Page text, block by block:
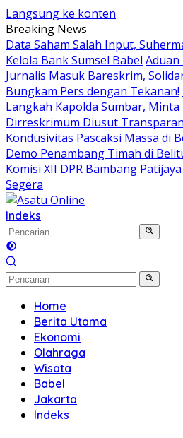
Langsung ke konten
Breaking News
Data Saham Salah Input,
Kelola Bank Sumsel Babel
Jurnalis Masuk Bareskrim,
Bungkam Pers dengan Tekanan!
Langkah Kapolda Sumbar,
Dirreskrimum Diusut Transparan
Kondusivitas Pascaksi Massa di
Demo Penambang Timah di
Komisi XII DPR Bambang
Segera
Indeks
Home
Berita Utama
Ekonomi
Olahraga
Wisata
Babel
Jakarta
Indeks